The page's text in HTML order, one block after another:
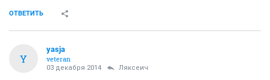
ОТВЕТИТЬ
Y
yasja
veteran
03 декабря 2014 Ляксеич